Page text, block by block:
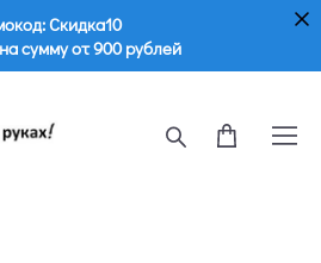
Скидка10
сумму от 900 рублей